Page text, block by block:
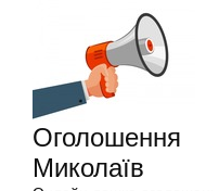
Оголошення
Миколаїв